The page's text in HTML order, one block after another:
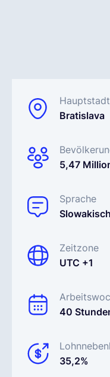
Hauptstadt
Bratislava
5,47
Sprache
Slowakisch
Zeitzone
UTC +1
40
35,2%